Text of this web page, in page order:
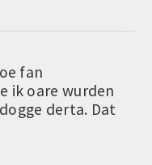
fan
ik oare wurden
derta. Dat